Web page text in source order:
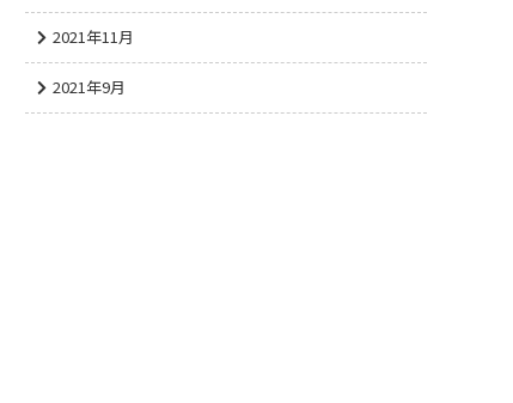
2021年11月
2021年9月